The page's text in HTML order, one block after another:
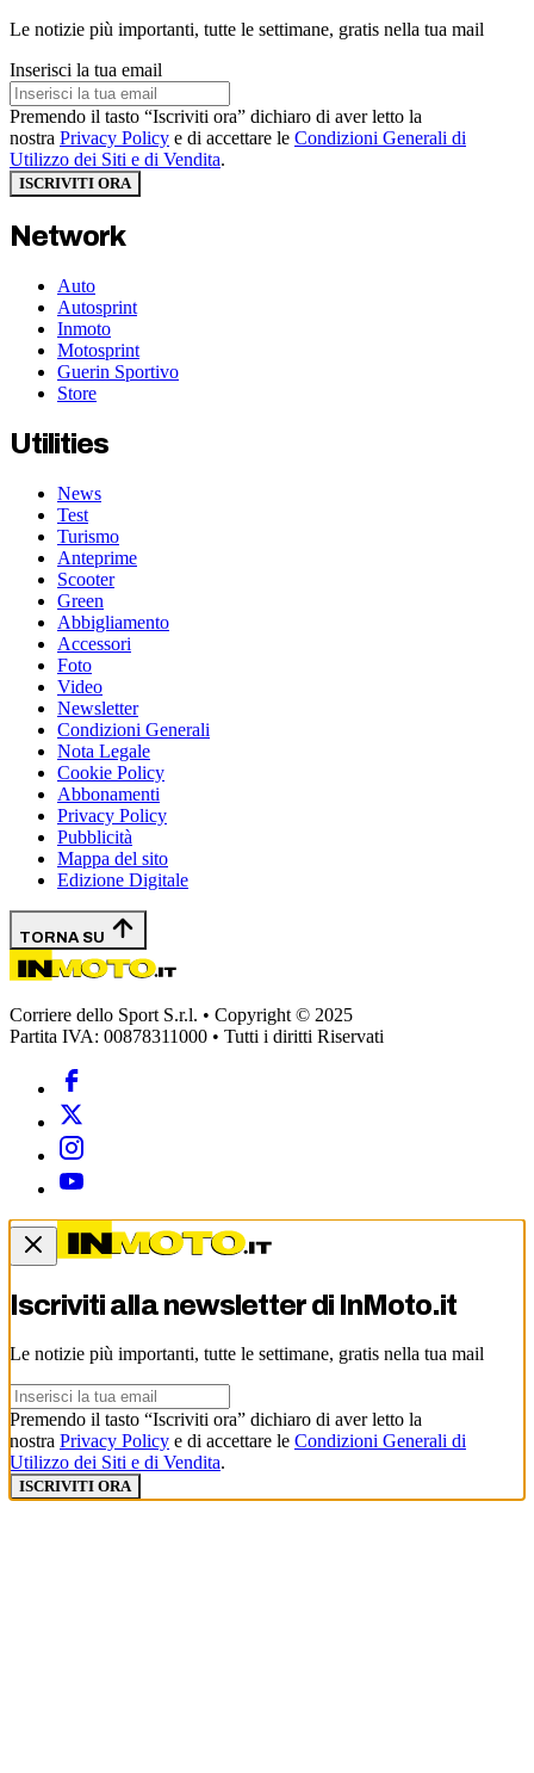
Le notizie più importanti, tutte le settimane, gratis nella tua mail
Inserisci la tua email
Premendo il tasto “Iscriviti ora” dichiaro di aver letto la
nostra Privacy Policy e di accettare le Condizioni Generali di
Utilizzo dei Siti e di Vendita.
ISCRIVITI ORA
Network
Auto
Autosprint
Inmoto
Motosprint
Guerin Sportivo
Store
Utilities
News
Test
Turismo
Anteprime
Scooter
Green
Abbigliamento
Accessori
Foto
Video
Newsletter
Condizioni Generali
Nota Legale
Cookie Policy
Abbonamenti
Privacy Policy
Pubblicità
Mappa del sito
Edizione Digitale
TORNA SU
Corriere dello Sport S.r.l. • Copyright © 2025
Partita IVA: 00878311000 • Tutti i diritti Riservati
Iscriviti alla newsletter di InMoto.it
Le notizie più importanti, tutte le settimane, gratis nella tua mail
Premendo il tasto “Iscriviti ora” dichiaro di aver letto la
nostra Privacy Policy e di accettare le Condizioni Generali di
Utilizzo dei Siti e di Vendita.
ISCRIVITI ORA